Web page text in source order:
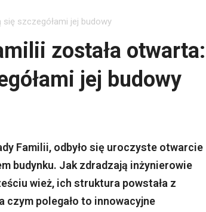
szczegółami jej budowy
została otwarta:
jej budowy
Familii, odbyło się uroczyste otwarcie
budynku. Jak zdradzają inżynierowie
wież, ich struktura powstała z
czym polegało to innowacyjne